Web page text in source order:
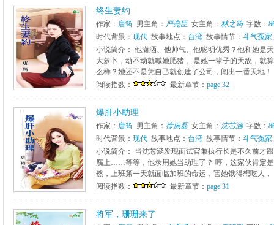
终生妻约
作家： 唐筠 男主角： 严亮臣女主角： 林之筠字数：
时代背景： 现代 故事地点： 台湾 故事情节： 斗气冤家,
小说简介： 他潇洒、他帅气、他聪明优秀？他和她是
大萝卜，动不动就喊她肥猪， 是她一辈子的天敌，就
么样？她还不是凭自己就创建了公司，闯出一番天地
阅读指数：
最新章节： page 32
爆肝小助理
作家： 唐筠 男主角： 徐振磊女主角： 沈芯涵字数：
时代背景： 现代 故事地点： 台湾 故事情节： 斗气冤家,
小说简介： 当沈芯涵发现面试官兼执行长是不久前才
腐上……等等，他录用她当助理了？ 哼，这家伙肯定
然，上班第一天就面临加班的命运，害她饿得想吃人
阅读指数：
最新章节： page 31
将军，珊珊来了